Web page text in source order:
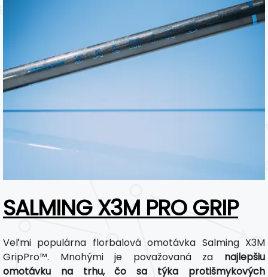
SALMING X3M PRO GRIP
Veľmi populárna florbalová omotávka Salming X3M
GripPro™. Mnohými je považovaná za najlepšiu
omotávku na trhu, čo sa týka protišmykových